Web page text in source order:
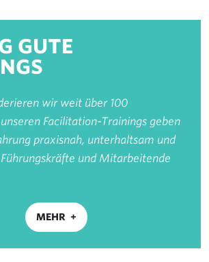
GUTE
wir weit über 100
Facilitation-Trainings geben
praxisnah, unterhaltsam und
und Mitarbeitende
MEHR